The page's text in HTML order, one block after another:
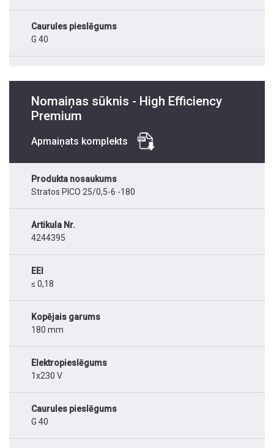
Caurules pieslēgums
G 40
Nomaiņas sūknis - High Efficiency
Premium
Apmaiņats komplekts
Produkta nosaukums
Stratos PICO 25/0,5-6 -180
Artikula Nr.
4244395
EEI
≤ 0,18
Kopējais garums
180 mm
Elektropieslēgums
1x230 V
Caurules pieslēgums
G 40